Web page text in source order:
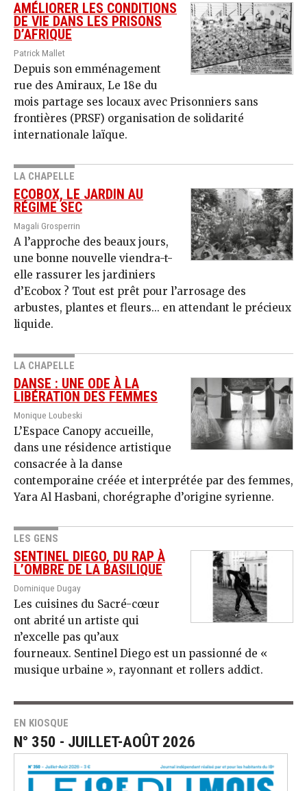
AMÉLIORER LES CONDITIONS
DE VIE DANS LES PRISONS
D’AFRIQUE
Patrick Mallet
Depuis son emménagement
rue des Amiraux, Le 18e du
mois partage ses locaux avec Prisonniers sans
frontières (PRSF) organisation de solidarité
internationale laïque.
LA CHAPELLE
ECOBOX, LE JARDIN AU
RÉGIME SEC
Magali Grosperrin
A l’approche des beaux jours,
une bonne nouvelle viendra-t-
elle rassurer les jardiniers
d’Ecobox ? Tout est prêt pour l’arrosage des
arbustes, plantes et fleurs... en attendant le précieux
liquide.
LA CHAPELLE
DANSE : UNE ODE À LA
LIBÉRATION DES FEMMES
Monique Loubeski
L’Espace Canopy accueille,
dans une résidence artistique
consacrée à la danse
contemporaine créée et interprétée par des femmes,
Yara Al Hasbani, chorégraphe d’origine syrienne.
LES GENS
SENTINEL DIEGO, DU RAP À
L’OMBRE DE LA BASILIQUE
Dominique Dugay
Les cuisines du Sacré-cœur
ont abrité un artiste qui
n’excelle pas qu’aux
fourneaux. Sentinel Diego est un passionné de «
musique urbaine », rayonnant et rollers addict.
EN KIOSQUE
N° 350 - JUILLET-AOÛT 2026